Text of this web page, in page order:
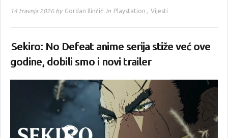
14 travnja 2026 by Gordan Ilinčić in Playstation , Vijesti
Sekiro: No Defeat anime serija stiže već ove
godine, dobili smo i novi trailer